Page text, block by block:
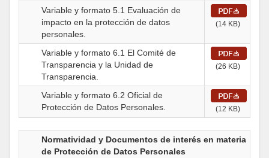
Variable y formato 5.1 Evaluación de
impacto en la protección de datos
personales.
(14 KB)
Variable y formato 6.1 El Comité de
Transparencia y la Unidad de
Transparencia.
(26 KB)
Variable y formato 6.2 Oficial de
Protección de Datos Personales.
(12 KB)
Normatividad y Documentos de interés en materia
de Protección de Datos Personales